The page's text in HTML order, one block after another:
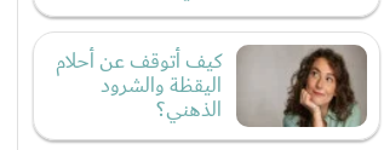
كيف أتوقف عن أحلام
اليقظة والشرود
الذهني؟